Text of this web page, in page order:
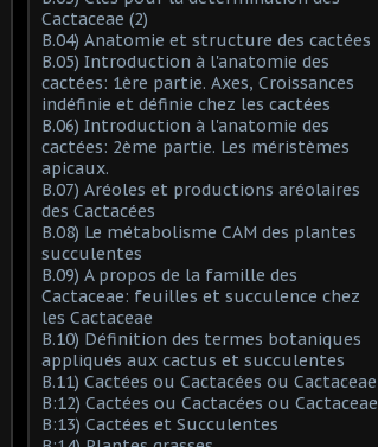
Cactaceae (2)
B.04) Anatomie et structure des cactées
B.05) Introduction à l'anatomie des
cactées: 1ère partie. Axes, Croissances
indéfinie et définie chez les cactées
B.06) Introduction à l'anatomie des
cactées: 2ème partie. Les méristèmes
apicaux.
B.07) Aréoles et productions aréolaires
des Cactacées
B.08) Le métabolisme CAM des plantes
succulentes
B.09) A propos de la famille des
Cactaceae: feuilles et succulence chez
les Cactaceae
B.10) Définition des termes botaniques
appliqués aux cactus et succulentes
B.11) Cactées ou Cactacées ou Cactaceae
B:12) Cactées ou Cactacées ou Cactaceae
B:13) Cactées et Succulentes